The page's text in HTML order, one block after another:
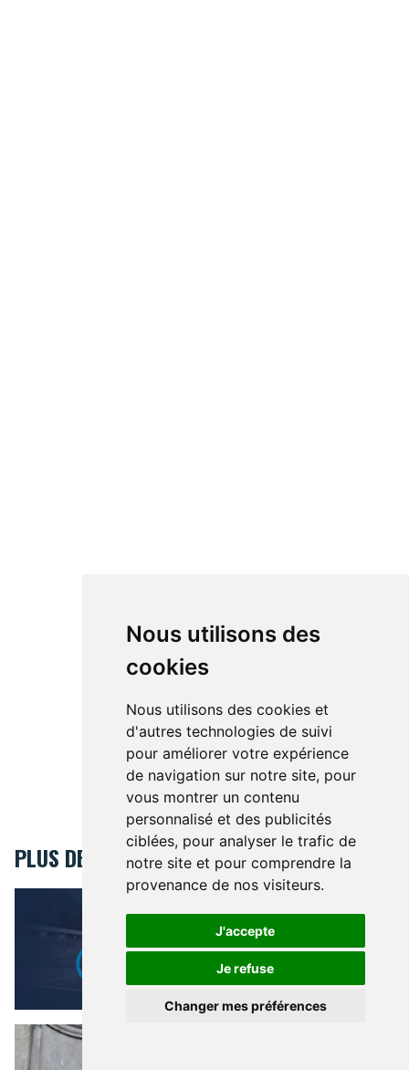
Nous utilisons des
cookies
Nous utilisons des cookies et
d'autres technologies de suivi
pour améliorer votre expérience
de navigation sur notre site, pour
vous montrer un contenu
personnalisé et des publicités
ciblées, pour analyser le trafic de
notre site et pour comprendre la
provenance de nos visiteurs.
J'accepte
Je refuse
Changer mes préférences
PLUS DE BRUSSELSLIFE
"BRUXELLES, MA VILLE..."
légende de l’Union qui sourit
La légende de l’Union qui sourit
Combien de Diables Rouges sont nés à Bruxelles ?